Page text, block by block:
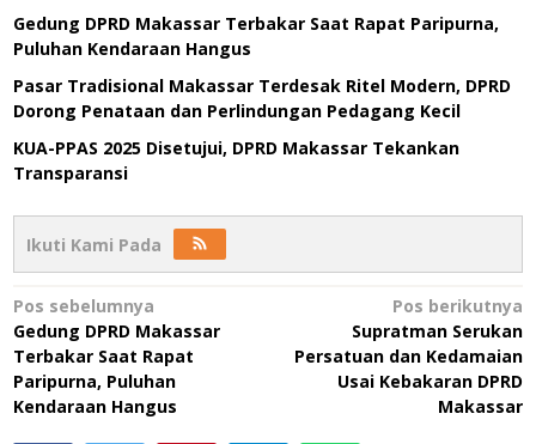
Gedung DPRD Makassar Terbakar Saat Rapat Paripurna,
Puluhan Kendaraan Hangus
Pasar Tradisional Makassar Terdesak Ritel Modern, DPRD
Dorong Penataan dan Perlindungan Pedagang Kecil
KUA-PPAS 2025 Disetujui, DPRD Makassar Tekankan
Transparansi
Ikuti Kami Pada
Navigasi
pos
Pos sebelumnya
Gedung DPRD Makassar
Terbakar Saat Rapat
Paripurna, Puluhan
Kendaraan Hangus
Pos berikutnya
Supratman Serukan
Persatuan dan Kedamaian
Usai Kebakaran DPRD
Makassar